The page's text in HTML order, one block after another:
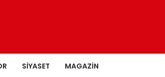
SIYASET MAGAZIN